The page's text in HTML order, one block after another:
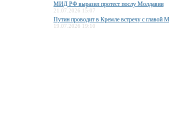
МИД РФ выразил протест послу Молдавии
21.07.2026 15:07
Путин проводит в Кремле встречу с
19.07.2026 19:10